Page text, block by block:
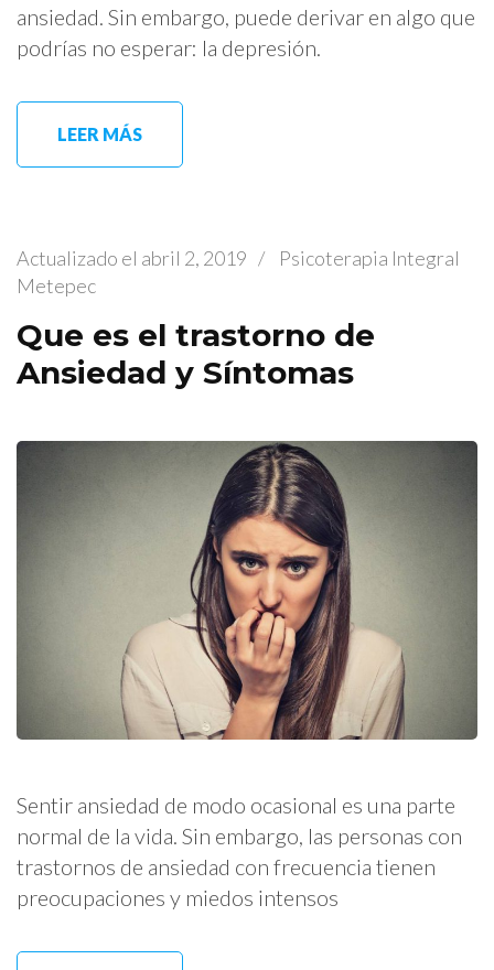
ansiedad. Sin embargo, puede derivar en algo que
podrías no esperar: la depresión.
LEER MÁS
Actualizado el abril 2, 2019 /
Psicoterapia Integral
Metepec
Que es el trastorno de
Ansiedad y Síntomas
Sentir ansiedad de modo ocasional es una parte
normal de la vida. Sin embargo, las personas con
trastornos de ansiedad con frecuencia tienen
preocupaciones y miedos intensos